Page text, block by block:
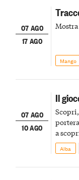
07 AGO
17 AGO
Mango
07 AGO
10 AGO
Il
a
Alba